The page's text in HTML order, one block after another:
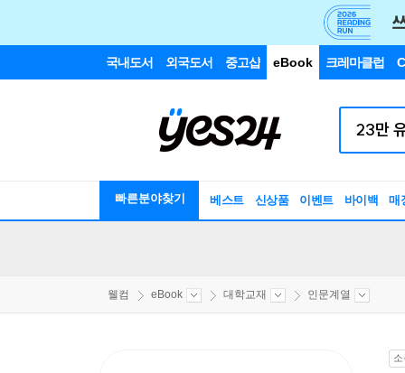
국내도서 외국도서 중고샵 eBook 크레마클럽
빠른분야찾기 베스트 신상품 이벤트 바이백 매
웰컴 eBook 대학교재 인문계열